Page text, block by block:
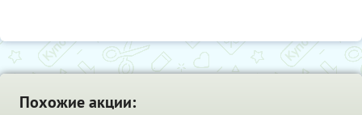
Похожие акции: